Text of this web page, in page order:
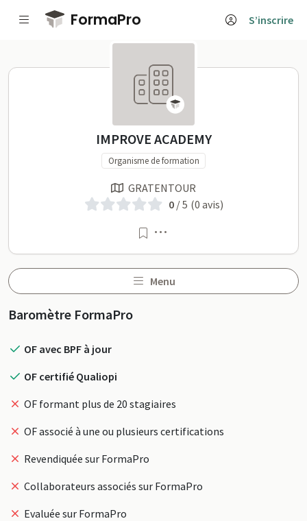
Passer au contenu principal
FormaPro S’inscrire
IMPROVE ACADEMY sur
IMPROVE ACADEMY
Organisme de formation
GRATENTOUR
0/ 5 (0 avis)
Menu
Profil
Baromètre FormaPro
OF avec BPF à jour
OF certifié Qualiopi
OF formant plus de 20 stagiaires
OF associé à une ou plusieurs certifications
Revendiquée sur FormaPro
Collaborateurs associés sur FormaPro
Evaluée sur FormaPro